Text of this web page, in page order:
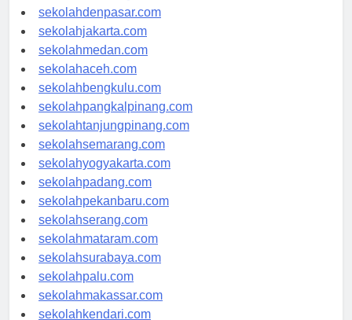
sekolahbandung.com
sekolahdenpasar.com
sekolahjakarta.com
sekolahmedan.com
sekolahaceh.com
sekolahbengkulu.com
sekolahpangkalpinang.com
sekolahtanjungpinang.com
sekolahsemarang.com
sekolahyogyakarta.com
sekolahpadang.com
sekolahpekanbaru.com
sekolahserang.com
sekolahmataram.com
sekolahsurabaya.com
sekolahpalu.com
sekolahmakassar.com